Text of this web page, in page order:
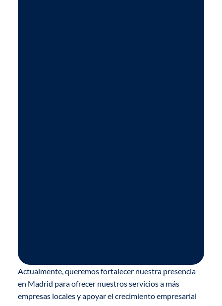
Actualmente, queremos fortalecer nuestra presencia
en Madrid para ofrecer nuestros servicios a más
empresas locales y apoyar el crecimiento empresarial